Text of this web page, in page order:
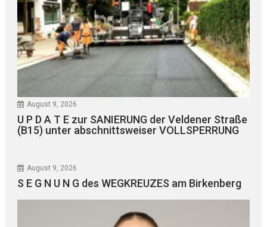
August 9, 2026
U P D A T E zur SANIERUNG der Veldener Straße
(B15) unter abschnittsweiser VOLLSPERRUNG
August 9, 2026
S E G N U N G des WEGKREUZES am Birkenberg